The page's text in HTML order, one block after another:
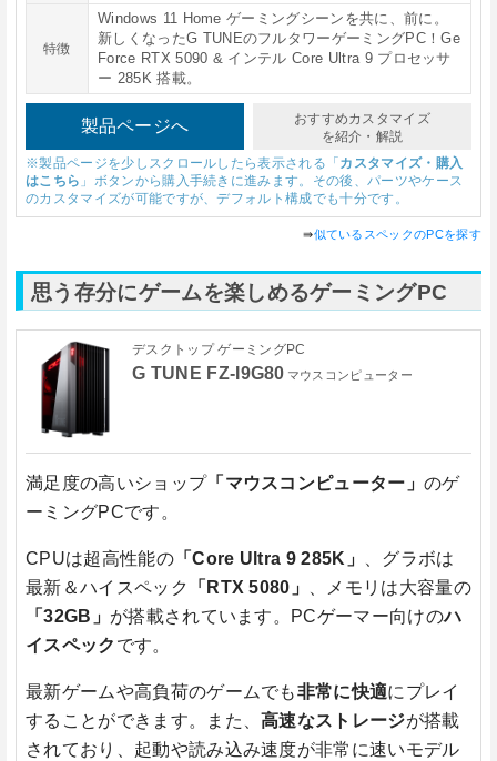
特徴
Windows 11 Home ゲーミングシーンを共に、前に。
新しくなったG TUNEのフルタワーゲーミングPC！Ge
Force RTX 5090 & インテル Core Ultra 9 プロセッサ
ー 285K 搭載。
製品ページへ
おすすめカスタマイズ
を紹介・解説
※製品ページを少しスクロールしたら表示される「 カスタマイズ・購入
はこちら 」ボタンから購入手続きに進みます。その後、パーツやケース
のカスタマイズが可能ですが、デフォルト構成でも十分です。
⇛似ているスペックのPCを探す
思う存分にゲームを楽しめるゲーミングPC
デスクトップ ゲーミングPC
G TUNE FZ-I9G80 マウスコンピューター
満足度の高いショップ「マウスコンピューター」のゲ
ーミングPCです。
CPUは超高性能の「Core Ultra 9 285K」
、グラボは
最新＆ハイスペック
「RTX 5080」
、メモリは大容量の
「32GB」 が搭載されています。PCゲーマー向けのハ
イスペック です。
最新ゲームや高負荷のゲームでも非常に快適にプレイ
することができます。また、高速なストレージが搭載
されており、起動や読み込み速度が非常に速いモデル